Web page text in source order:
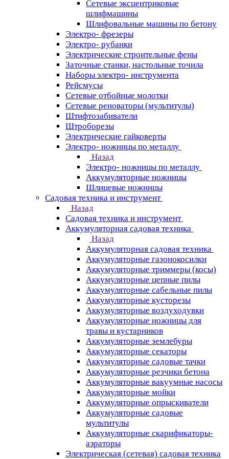
Сетевые эксцентриковые
шлифмашины
Шлифовальные машины по бетону
Электро- фрезеры
Электро- рубанки
Электрические строительные фены
Заточные станки, настольные точила
Наборы электро- инструмента
Рейсмусы
Сетевые отбойные молотки
Сетевые реноваторы (мультитулы)
Штифтозабиватели
Штроборезы
Электрические гайковерты
Электро- ножницы по металлу
Назад
Электро- ножницы по металлу
Аккумуляторные ножницы
Шлицевые ножницы
Cадовая техника и инструмент
Назад
Cадовая техника и инструмент
Аккумуляторная садовая техника
Назад
Аккумуляторная садовая техника
Аккумуляторные газонокосилки
Аккумуляторные триммеры (косы)
Аккумуляторные цепные пилы
Аккумуляторные сабельные пилы
Аккумуляторные кусторезы
Аккумуляторные воздуходувки
Аккумуляторные ножницы для
травы и кустарников
Аккумуляторные землебуры
Аккумуляторные секаторы
Аккумуляторные садовые тачки
Аккумуляторные резчики бетона
Аккумуляторные вакуумные насосы
Аккумуляторные мойки
Аккумуляторные опрыскиватели
Аккумуляторные садовые
мультитулы
Аккумуляторные скарификаторы-
аэраторы
Электрическая (сетевая) садовая техника